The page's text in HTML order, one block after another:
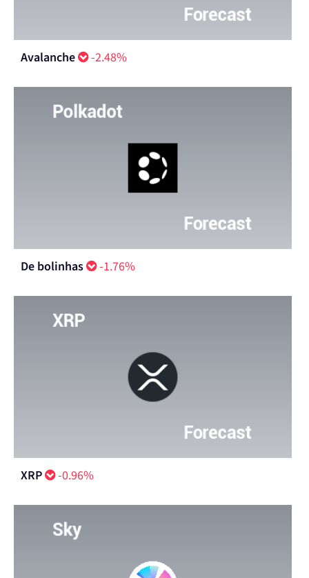
Avalanche -2.48%
De bolinhas -1.76%
XRP -0.96%